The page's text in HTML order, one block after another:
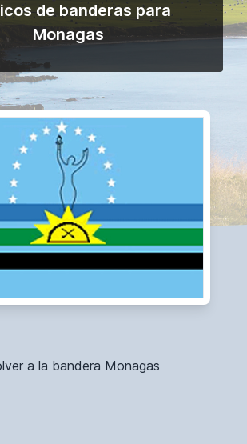
de banderas para
Monagas
a la bandera Monagas